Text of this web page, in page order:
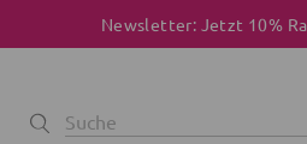
Newsletter: Jetzt 10%